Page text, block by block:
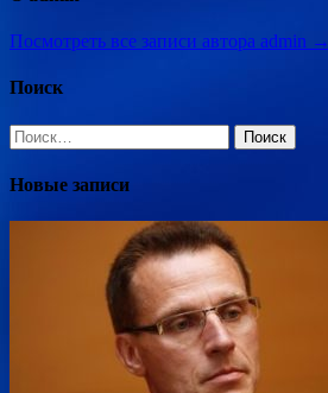
Посмотреть все записи автора admin →
Поиск
Найти:
Новые записи